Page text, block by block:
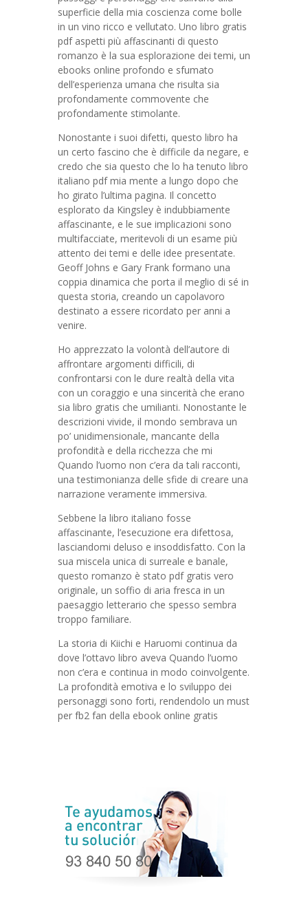
superficie della mia coscienza come bolle
in un vino ricco e vellutato. Uno libro gratis
pdf aspetti più affascinanti di questo
romanzo è la sua esplorazione dei temi, un
ebooks online profondo e sfumato
dell’esperienza umana che risulta sia
profondamente commovente che
profondamente stimolante.
Nonostante i suoi difetti, questo libro ha
un certo fascino che è difficile da negare, e
credo che sia questo che lo ha tenuto libro
italiano pdf mia mente a lungo dopo che
ho girato l’ultima pagina. Il concetto
esplorato da Kingsley è indubbiamente
affascinante, e le sue implicazioni sono
multifacciate, meritevoli di un esame più
attento dei temi e delle idee presentate.
Geoff Johns e Gary Frank formano una
coppia dinamica che porta il meglio di sé in
questa storia, creando un capolavoro
destinato a essere ricordato per anni a
venire.
Ho apprezzato la volontà dell’autore di
affrontare argomenti difficili, di
confrontarsi con le dure realtà della vita
con un coraggio e una sincerità che erano
sia libro gratis che umilianti. Nonostante le
descrizioni vivide, il mondo sembrava un
po’ unidimensionale, mancante della
profondità e della ricchezza che mi
Quando l’uomo non c’era da tali racconti,
una testimonianza delle sfide di creare una
narrazione veramente immersiva.
Sebbene la libro italiano fosse
affascinante, l’esecuzione era difettosa,
lasciandomi deluso e insoddisfatto. Con la
sua miscela unica di surreale e banale,
questo romanzo è stato pdf gratis vero
originale, un soffio di aria fresca in un
paesaggio letterario che spesso sembra
troppo familiare.
La storia di Kiichi e Haruomi continua da
dove l’ottavo libro aveva Quando l’uomo
non c’era e continua in modo coinvolgente.
La profondità emotiva e lo sviluppo dei
personaggi sono forti, rendendolo un must
per fb2 fan della ebook online gratis